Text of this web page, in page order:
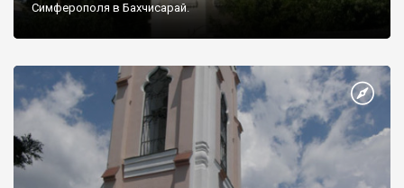
Симферополя в Бахчисарай.